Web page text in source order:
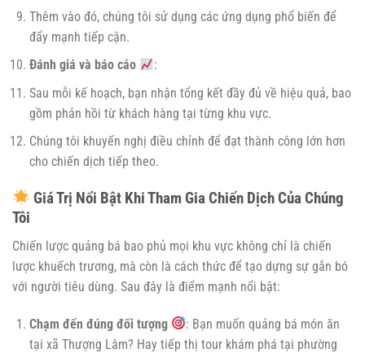
Thêm vào đó, chúng tôi sử dụng các ứng dụng phổ biến để
đẩy mạnh tiếp cận.
Đánh giá và báo cáo
:
Sau mỗi kế hoạch, bạn nhận tổng kết đầy đủ về hiệu quả, bao
gồm phản hồi từ khách hàng tại từng khu vực.
Chúng tôi khuyến nghị điều chỉnh để đạt thành công lớn hơn
cho chiến dịch tiếp theo.
Giá Trị Nổi Bật Khi Tham Gia Chiến Dịch Của Chúng
Tôi
Chiến lược quảng bá bao phủ mọi khu vực không chỉ là chiến
lược khuếch trương, mà còn là cách thức để tạo dựng sự gắn bó
với người tiêu dùng. Sau đây là điểm mạnh nổi bật:
Chạm đến đúng đối tượng
: Bạn muốn quảng bá món ăn
tại xã Thượng Lâm? Hay tiếp thị tour khám phá tại phường